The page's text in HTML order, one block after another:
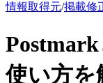
情報取得元/掲載修
Postmark
使い方を